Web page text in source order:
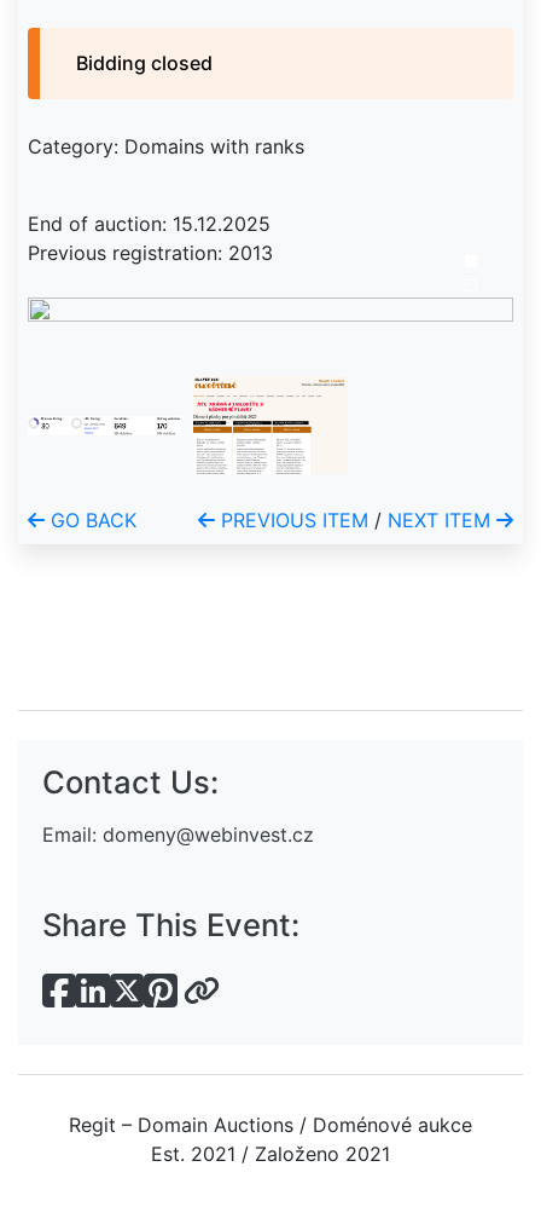
Bidding closed
Category: Domains with ranks
End of auction: 15.12.2025
Previous registration: 2013
GO BACK PREVIOUS ITEM / NEXT ITEM
Contact Us:
Email: domeny@webinvest.cz
Share This Event:
Regit – Domain Auctions / Doménové aukce
Est. 2021 / Založeno 2021